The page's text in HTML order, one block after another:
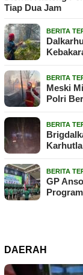
Tiap Dua Jam
BERITA
BERITA
Meski
Polri
BERITA
BERITA
GP
DAERAH